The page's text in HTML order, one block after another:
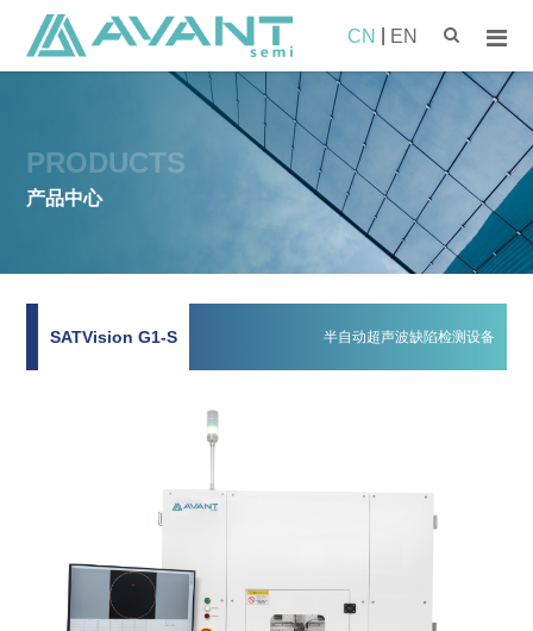
CN EN
PRODUCTS
产品中心
SATVision G1-S 半自动超声波缺陷检测设备